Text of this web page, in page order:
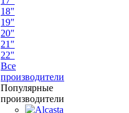
18"
19"
20"
21"
22"
Все
производители
Популярные
производители